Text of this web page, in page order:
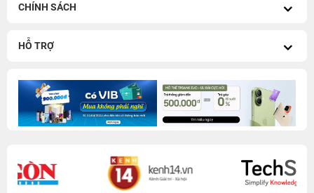
CHÍNH SÁCH
HỖ TRỢ